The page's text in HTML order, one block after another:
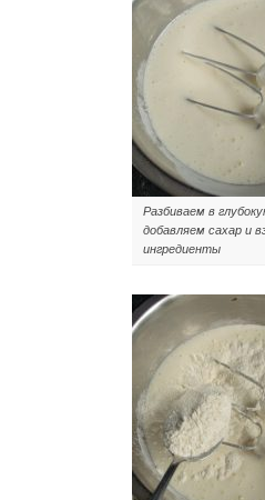
Разбиваем в
добавляем сахар и
ингредиенты